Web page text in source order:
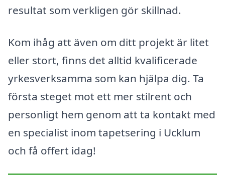
resultat som verkligen gör skillnad.
Kom ihåg att även om ditt projekt är litet
eller stort, finns det alltid kvalificerade
yrkesverksamma som kan hjälpa dig. Ta
första steget mot ett mer stilrent och
personligt hem genom att ta kontakt med
en specialist inom tapetsering i Ucklum
och få offert idag!